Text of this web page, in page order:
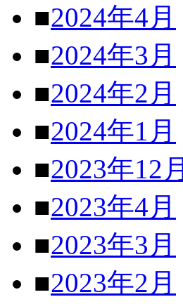
■2024年4月
■2024年3月
■2024年2月
■2024年1月
■2023年12月
■2023年4月
■2023年3月
■2023年2月